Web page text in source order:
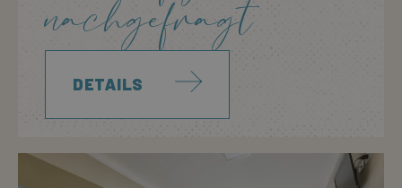
nachgefragt
DETAILS